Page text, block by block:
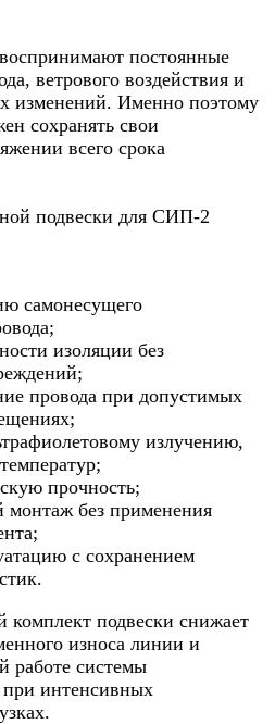
постоянные
ветрового воздействия и
изменений. Именно поэтому
сохранять свои
всего срока
подвески для СИП-2
самонесущего
изоляции без
провода при допустимых
излучению,
прочность;
монтаж без применения
с сохранением
подвески снижает
износа линии и
работе системы
при интенсивных